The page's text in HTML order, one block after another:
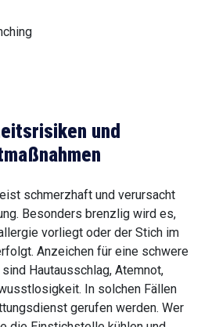
und
schmerzhaft und verursacht
Besonders brenzlig wird es,
vorliegt oder der Stich im
Anzeichen für eine schwere
Hautausschlag, Atemnot,
In solchen Fällen
gerufen werden. Wer